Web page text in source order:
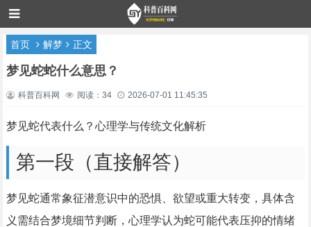
首页 解梦 正文
梦见蛇蛇什么意思？
科普百科网 阅读：34 2026-07-01 11:45:35
梦见蛇代表什么？心理学与传统文化解析
第一段（直接解答）
梦见蛇通常象征潜意识中的恐惧、欲望或重大转变，具体含
义需结合梦境细节判断，心理学认为蛇可能代表压抑的情绪